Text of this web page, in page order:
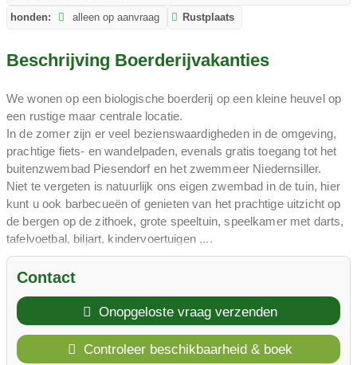
honden:
alleen op aanvraag Rustplaats
Beschrijving Boerderijvakanties
We wonen op een biologische boerderij op een kleine heuvel op
een rustige maar centrale locatie.
In de zomer zijn er veel bezienswaardigheden in de omgeving,
prachtige fiets- en wandelpaden, evenals gratis toegang tot het
buitenzwembad Piesendorf en het zwemmeer Niedernsiller.
Niet te vergeten is natuurlijk ons ​​eigen zwembad in de tuin, hier
kunt u ook barbecueën of genieten van het prachtige uitzicht op
de bergen op de zithoek, grote speeltuin, speelkamer met darts,
tafelvoetbal, biljart, kindervoertuigen ,...
In de winter zijn er verschillende skigebieden - Zell am See,
Kaprun en Saalbach - Hinterglemm bieden nu een
Tauern Spa (thermische spa in Kaprun) ligt op slechts 3 km
afstand.
Contact
Onopgeloste vraag verzenden
Controleer beschikbaarheid & boek